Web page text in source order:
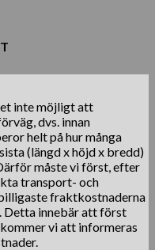
inte möjligt att
dvs. innan
helt på hur många
(längd x höjd x bredd)
måste vi först, efter
transport- och
fraktkostnaderna
Detta innebär att först
vi att informeras